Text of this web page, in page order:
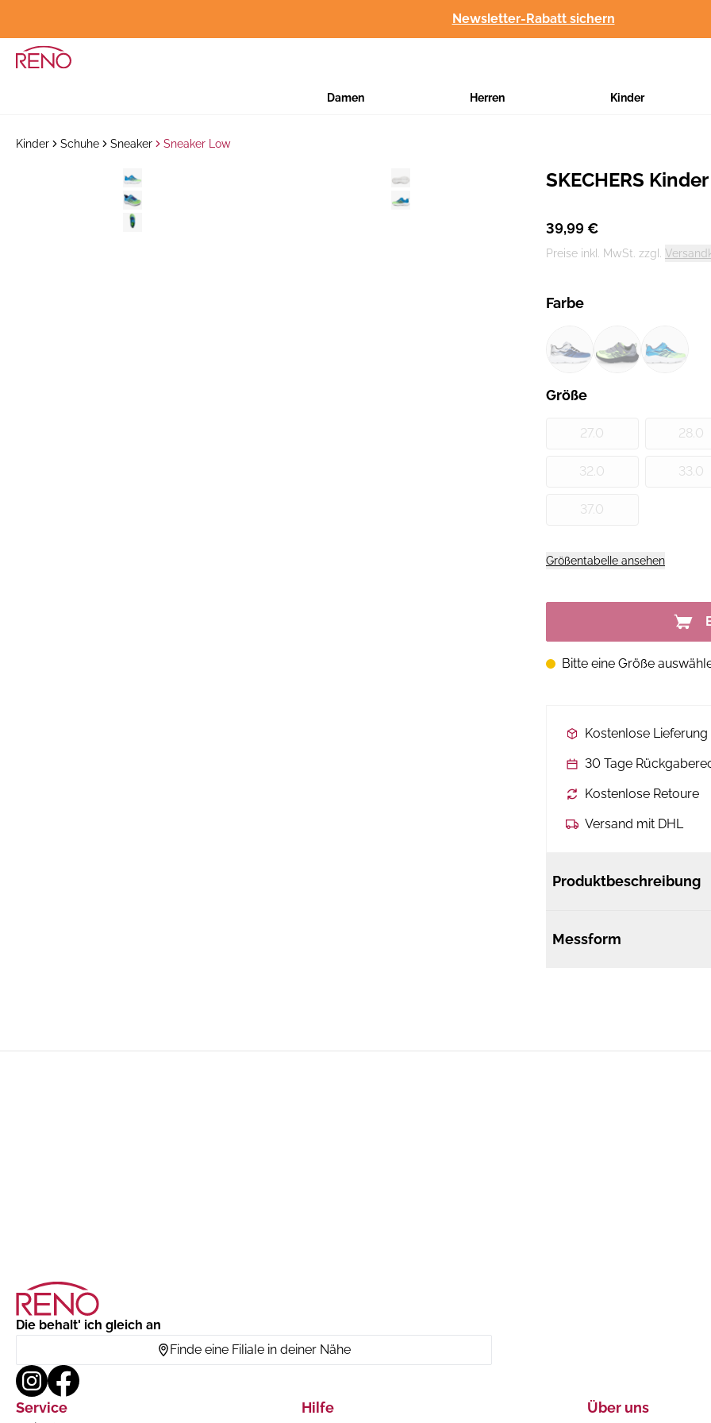
Newsletter-Rabatt sichern
Damen Herren Kinder
Kinder Schuhe Sneaker Sneaker Low
Hersteller:
SKECHERS
39,99 €
Preise inkl. MwSt. zzgl.
Farbe
Größe
27.0 28.0
32.0 33.0
37.0
Größentabelle ansehen
Bitte eine Größe
Kostenlose
30 Tage
Kostenlose Retoure
Versand mit DHL
Produktbeschreibung
Messform
Die behalt' ich gleich an
Finde eine Filiale in deiner Nähe
Service Hilfe Über uns